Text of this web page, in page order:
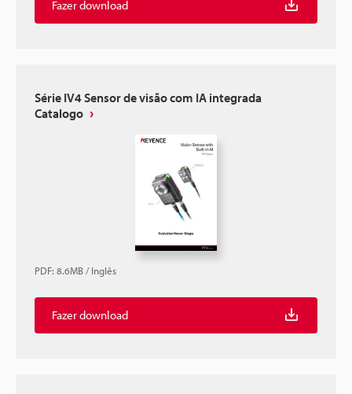
Fazer download
Série IV4 Sensor de visão com IA integrada
Catalogo
PDF: 8.6MB/Inglês
Fazer download